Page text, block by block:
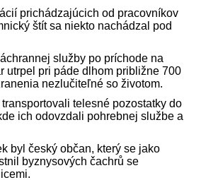
prichádzajúcich od pracovníkov
štít sa niekto nachádzal pod
služby po príchode na
utrpel pri páde dlhom približne 700
nezlučiteľné so životom.
telesné pozostatky do
ich odovzdali pohrebnej službe a
byl český občan, který se jako
byznysových čachrů se